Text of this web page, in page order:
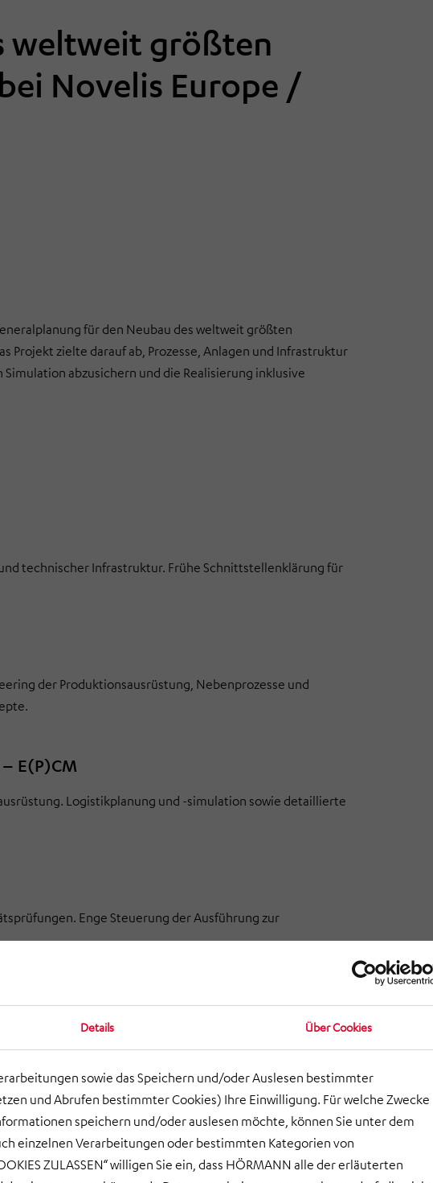
Details Über Cookies
sowie das Speichern und/oder Auslesen bestimmter
und Abrufen bestimmter Cookies) Ihre Einwilligung. Für welche Zwecke
speichern und/oder auslesen möchte, können Sie unter dem
einzelnen Verarbeitungen oder bestimmten Kategorien von
ZULASSEN“ willigen Sie ein, dass HÖRMANN alle der erläuterten
weltweit größten
Novelis Europe /
für den Neubau des weltweit größten
Projekt zielte darauf ab, Prozesse, Anlagen und Infrastruktur
abzusichern und die Realisierung inklusive
technischer Infrastruktur. Frühe Schnittstellenklärung für
der Produktionsausrüstung, Nebenprozesse und
E(P)CM
Logistikplanung und -simulation sowie detaillierte
Enge Steuerung der Ausführung zur
für Medien, Anlagen und Prozesse bis zur stabilen
Nachweis der geforderten Leistungs- und